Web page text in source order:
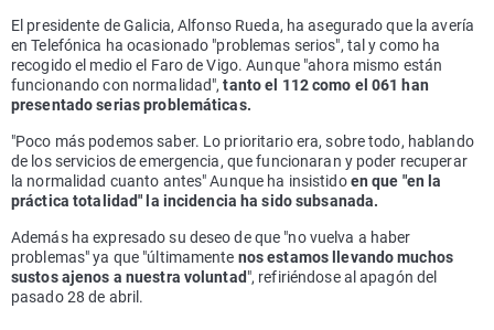
El presidente de Galicia, Alfonso Rueda, ha asegurado que la avería
en Telefónica ha ocasionado "problemas serios", tal y como ha
recogido el medio el Faro de Vigo. Aunque "ahora mismo están
funcionando con normalidad",tanto el 112 como el 061 han
presentado serias problemáticas.
"Poco más podemos saber. Lo prioritario era, sobre todo, hablando
de los servicios de emergencia, que funcionaran y poder recuperar
la normalidad cuanto antes" Aunque ha insistidoen que "en la
práctica totalidad" la incidencia ha sido subsanada.
Además ha expresado su deseo de que "no vuelva a haber
problemas" ya que "últimamente nos estamos llevando muchos
sustos ajenos a nuestra voluntad", refiriéndose al apagón del
pasado 28 de abril.